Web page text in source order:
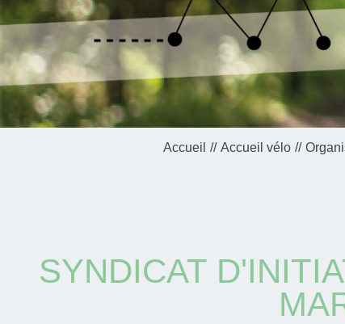
Accueil Accueil vélo
SYNDICAT